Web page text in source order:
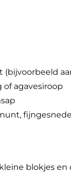
(bijvoorbeeld
of agavesiroop
blokjes en